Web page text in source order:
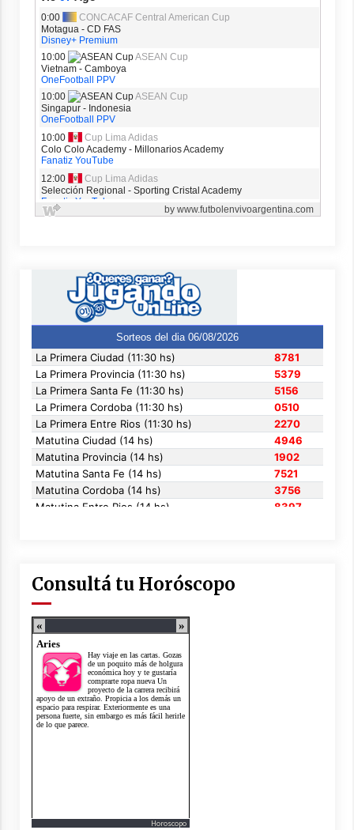
Consultá tu Horóscopo
Horoscopo